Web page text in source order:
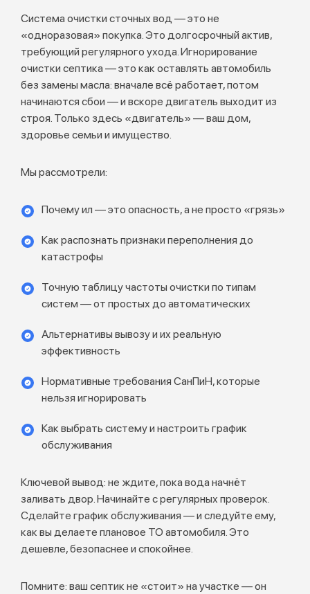
Система очистки сточных вод — это не
«одноразовая» покупка. Это долгосрочный актив,
требующий регулярного ухода. Игнорирование
очистки септика — это как оставлять автомобиль
без замены масла: вначале всё работает, потом
начинаются сбои — и вскоре двигатель выходит из
строя. Только здесь «двигатель» — ваш дом,
здоровье семьи и имущество.
Мы рассмотрели:
Почему ил — это опасность, а не просто «грязь»
Как распознать признаки переполнения до
катастрофы
Точную таблицу частоты очистки по типам
систем — от простых до автоматических
Альтернативы вывозу и их реальную
эффективность
Нормативные требования СанПиН, которые
нельзя игнорировать
Как выбрать систему и настроить график
обслуживания
Ключевой вывод: не ждите, пока вода начнёт
заливать двор. Начинайте с регулярных проверок.
Сделайте график обслуживания — и следуйте ему,
как вы делаете плановое ТО автомобиля. Это
дешевле, безопаснее и спокойнее.
Помните: ваш септик не «стоит» на участке — он